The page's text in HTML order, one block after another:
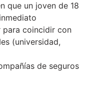
que un joven de 18
para coincidir con
(universidad,
de seguros